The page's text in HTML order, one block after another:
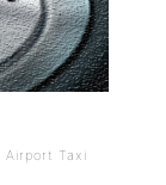
Airport Taxi